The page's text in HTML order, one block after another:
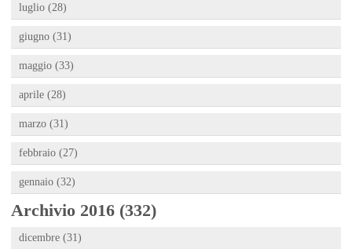
luglio (28)
giugno (31)
maggio (33)
aprile (28)
marzo (31)
febbraio (27)
gennaio (32)
Archivio 2016 (332)
dicembre (31)